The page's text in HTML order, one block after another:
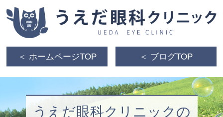
＜ ホームページTOP ＜ ブログTOP
うえだ眼科クリニックの